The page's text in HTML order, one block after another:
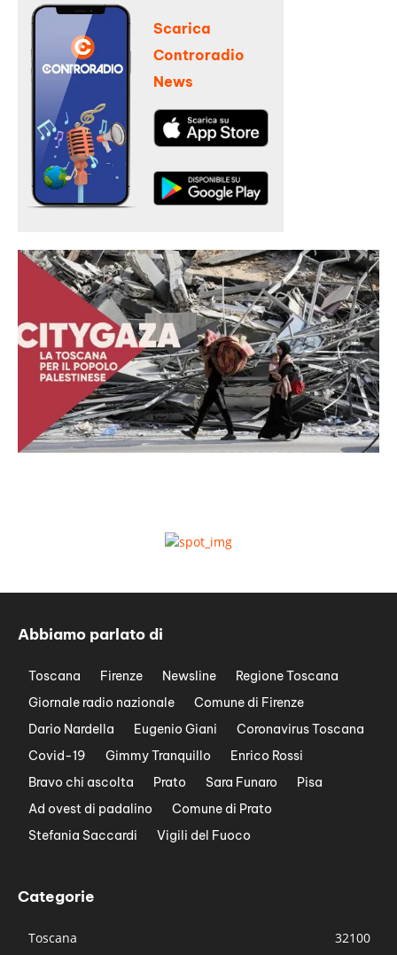
Scarica
Controradio
News
Abbiamo parlato di
Toscana Firenze Newsline
Regione Toscana
Giornale radio nazionale
Comune di Firenze
Dario Nardella
Eugenio Giani
Coronavirus Toscana
Covid-19
Gimmy Tranquillo
Enrico Rossi
Bravo chi ascolta
Prato Sara Funaro
Pisa
Ad ovest di padalino
Comune di Prato
Stefania Saccardi
Vigili del Fuoco
Categorie
Toscana
32100